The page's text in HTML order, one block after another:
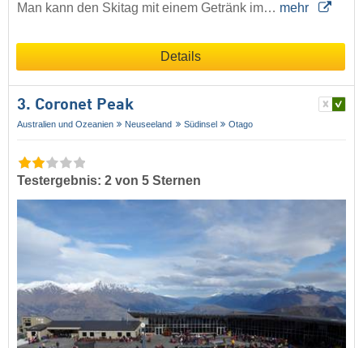
Man kann den Skitag mit einem Getränk im… mehr
Details
3. Coronet Peak
Australien und Ozeanien Neuseeland Südinsel Otago
Testergebnis: 2 von 5 Sternen